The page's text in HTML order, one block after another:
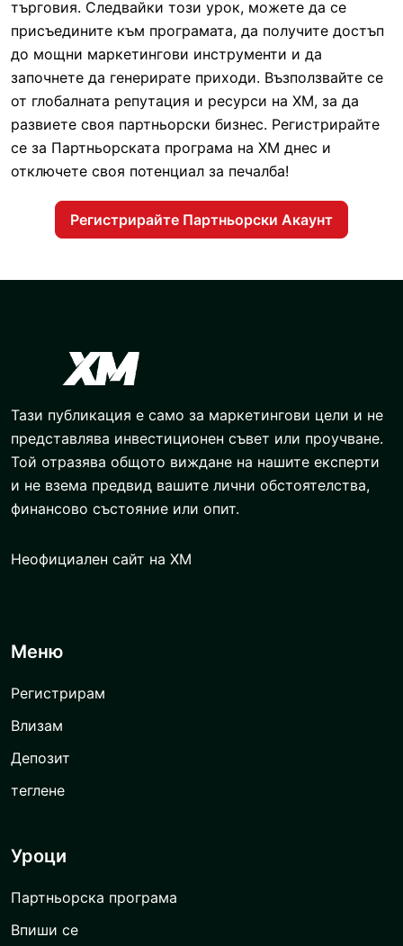
търговия. Следвайки този урок, можете да се
присъедините към програмата, да получите достъп
до мощни маркетингови инструменти и да
започнете да генерирате приходи. Възползвайте се
от глобалната репутация и ресурси на XM, за да
развиете своя партньорски бизнес. Регистрирайте
се за Партньорската програма на XM днес и
отключете своя потенциал за печалба!
Регистрирайте Партньорски Акаунт
Тази публикация е само за маркетингови цели и не
представлява инвестиционен съвет или проучване.
Той отразява общото виждане на нашите експерти
и не взема предвид вашите лични обстоятелства,
финансово състояние или опит.
Неофициален сайт на XM
Меню
Регистрирам
Влизам
Депозит
теглене
Уроци
Партньорска програма
Впиши се